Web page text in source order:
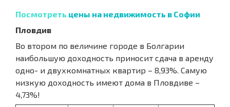
Посмотреть цены на недвижимость в Софии
Пловдив
Во втором по величине городе в Болгарии
наибольшую доходность приносит сдача в аренду
одно- и двухкомнатных квартир – 8,93%. Самую
низкую доходность имеют дома в Пловдиве –
4,73%!